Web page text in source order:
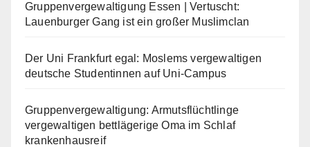
Gruppenvergewaltigung Essen | Vertuscht:
Lauenburger Gang ist ein großer Muslimclan
Der Uni Frankfurt egal: Moslems vergewaltigen
deutsche Studentinnen auf Uni-Campus
Gruppenvergewaltigung: Armutsflüchtlinge
vergewaltigen bettlägerige Oma im Schlaf
krankenhausreif